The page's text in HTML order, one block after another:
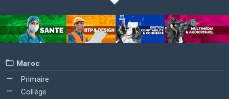
Maroc
Primaire
Collège